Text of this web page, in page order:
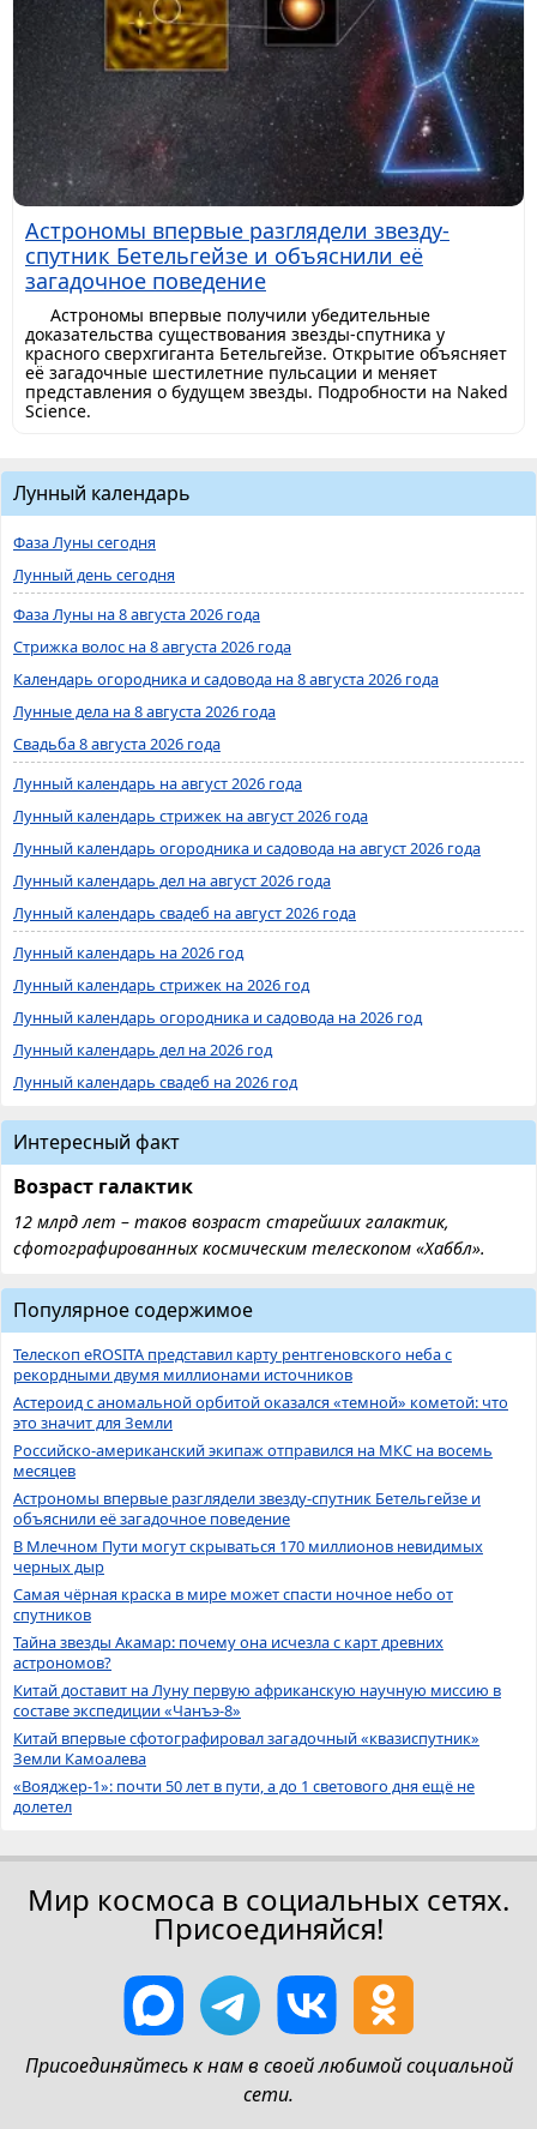
Астрономы впервые разглядели звезду-
спутник Бетельгейзе и объяснили её
загадочное поведение
Астрономы впервые получили убедительные
доказательства существования звезды-спутника у
красного сверхгиганта Бетельгейзе. Открытие объясняет
её загадочные шестилетние пульсации и меняет
представления о будущем звезды. Подробности на Naked
Science.
Лунный календарь
Фаза Луны сегодня
Лунный день сегодня
Фаза Луны на 8 августа 2026 года
Стрижка волос на 8 августа 2026 года
Календарь огородника и садовода на 8 августа 2026 года
Лунные дела на 8 августа 2026 года
Свадьба 8 августа 2026 года
Лунный календарь на август 2026 года
Лунный календарь стрижек на август 2026 года
Лунный календарь огородника и садовода на август 2026 года
Лунный календарь дел на август 2026 года
Лунный календарь свадеб на август 2026 года
Лунный календарь на 2026 год
Лунный календарь стрижек на 2026 год
Лунный календарь огородника и садовода на 2026 год
Лунный календарь дел на 2026 год
Лунный календарь свадеб на 2026 год
Интересный факт
Возраст галактик
12 млрд лет – таков возраст старейших галактик,
сфотографированных космическим телескопом «Хаббл».
Популярное содержимое
Телескоп eROSITA представил карту рентгеновского неба с
рекордными двумя миллионами источников
Астероид с аномальной орбитой оказался «темной» кометой: что
это значит для Земли
Российско-американский экипаж отправился на МКС на восемь
месяцев
Астрономы впервые разглядели звезду-спутник Бетельгейзе и
объяснили её загадочное поведение
В Млечном Пути могут скрываться 170 миллионов невидимых
черных дыр
Самая чёрная краска в мире может спасти ночное небо от
спутников
Тайна звезды Акамар: почему она исчезла с карт древних
астрономов?
Китай доставит на Луну первую африканскую научную миссию в
составе экспедиции «Чанъэ-8»
Китай впервые сфотографировал загадочный «квазиспутник»
Земли Камоалева
«Вояджер-1»: почти 50 лет в пути, а до 1 светового дня ещё не
долетел
Мир космоса в социальных сетях.
Присоединяйся!
Присоединяйтесь к нам в своей любимой социальной
сети.